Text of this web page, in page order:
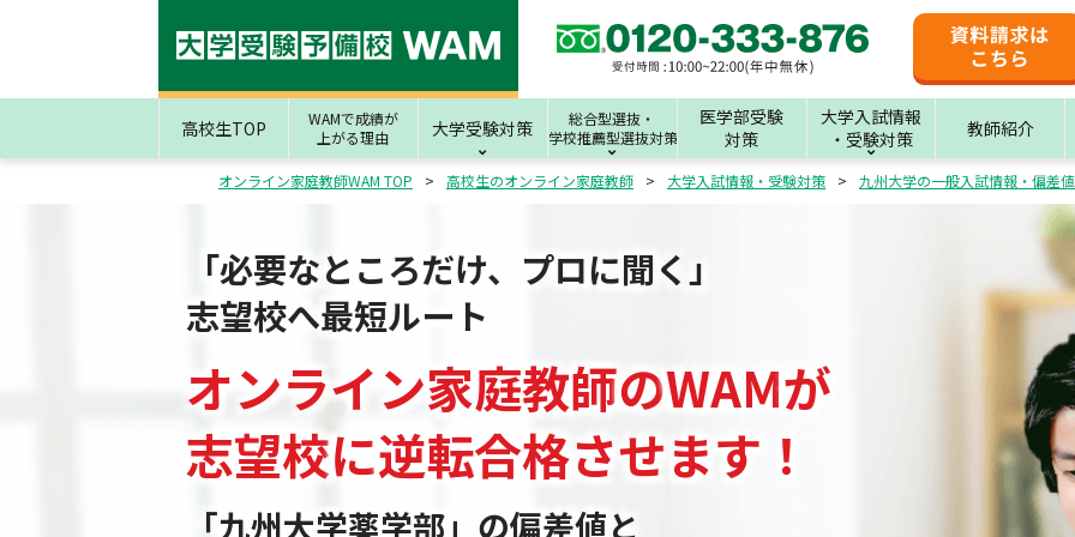
高校生TOP
WAMで成績が
上がる理由
大学受験対策
総合型選抜・
学校推薦型選抜対策
医学部受験
対策
大学入試情報
・受験対策
教師紹介
オンライン家庭教師WAM TOP 高校生のオンライン家庭教師 大学入試情報・受験対策 九州大学の一般入試情報・偏差値
「必要なところだけ、プロに聞く」
志望校へ最短ルート
オンライン家庭教師のWAMが
志望校に逆転合格させます！
「九州大学薬学部」の偏差値と